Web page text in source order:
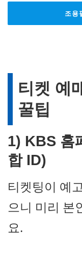
조용
티켓 예
꿀팁
1) KBS 홈
합 ID)
티켓팅이 예
으니 미리 본
요.